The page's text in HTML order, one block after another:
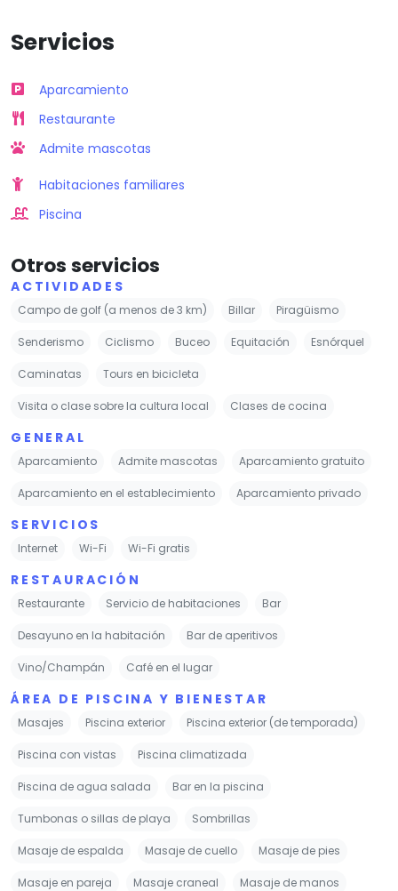
Servicios
Aparcamiento
Restaurante
Admite mascotas
Habitaciones familiares
Piscina
Otros servicios
ACTIVIDADES
Campo de golf (a menos de 3 km) Billar Piragüismo
Senderismo Ciclismo Buceo Equitación Esnórquel
Caminatas Tours en bicicleta
Visita o clase sobre la cultura local Clases de cocina
GENERAL
Aparcamiento Admite mascotas Aparcamiento gratuito
Aparcamiento en el establecimiento Aparcamiento privado
SERVICIOS
Internet Wi-Fi Wi-Fi gratis
RESTAURACIÓN
Restaurante Servicio de habitaciones Bar
Desayuno en la habitación Bar de aperitivos
Vino/Champán Café en el lugar
ÁREA DE PISCINA Y BIENESTAR
Masajes Piscina exterior Piscina exterior (de temporada)
Piscina con vistas Piscina climatizada
Piscina de agua salada Bar en la piscina
Tumbonas o sillas de playa Sombrillas
Masaje de espalda Masaje de cuello Masaje de pies
Masaje en pareja Masaje craneal Masaje de manos